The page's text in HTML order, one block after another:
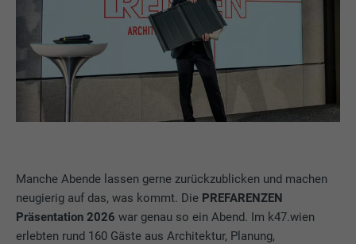
Manche Abende lassen gerne zurückzublicken und machen
neugierig auf das, was kommt. Die PREFARENZEN
Präsentation 2026 war genau so ein Abend. Im k47.wien
erlebten rund 160 Gäste aus Architektur, Planung,